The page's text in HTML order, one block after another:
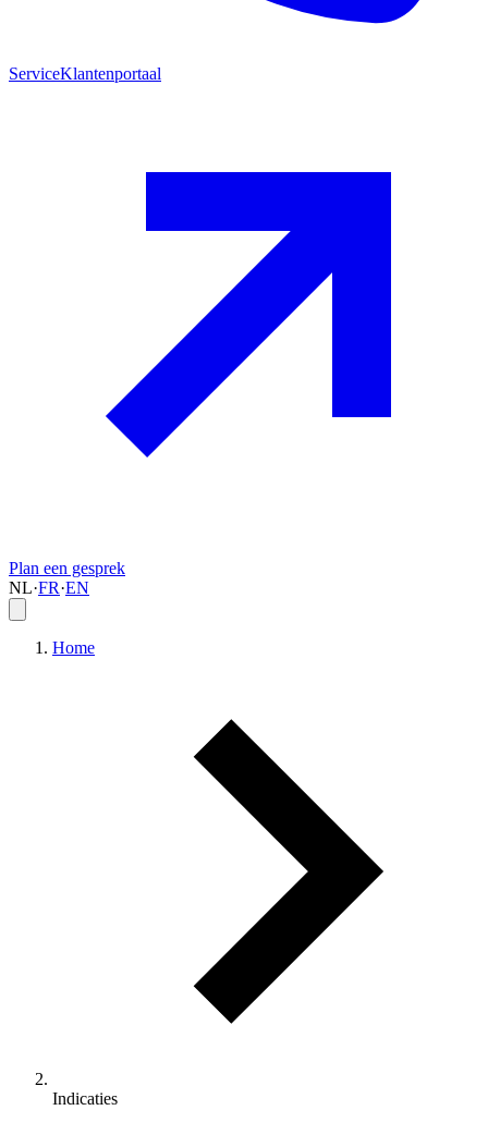
ServiceKlantenportaal
Plan een gesprek
NL·FR·EN
Home
Indicaties